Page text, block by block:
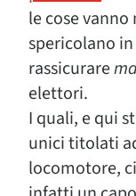
le cose
spericolano
rassicurare
elettori.
I quali, e qui
unici titolati
locomotore,